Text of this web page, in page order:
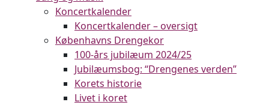
Koncertkalender
Koncertkalender – oversigt
Københavns Drengekor
100-års jubilæum 2024/25
Jubilæumsbog: “Drengenes verden”
Korets historie
Livet i koret